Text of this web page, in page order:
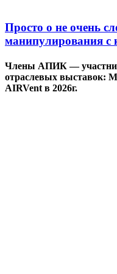
Просто о не очень
манипулирования
Члены АПИК —
отраслевых
AIRVent в 2026г.